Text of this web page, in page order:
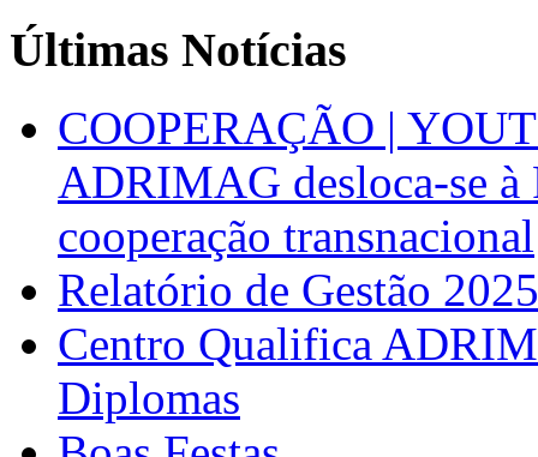
Últimas Notícias
COOPERAÇÃO |
ADRIMAG desloca-se
cooperação transnacional
Relatório de Gestão 2025
Centro Qualifica
Diplomas